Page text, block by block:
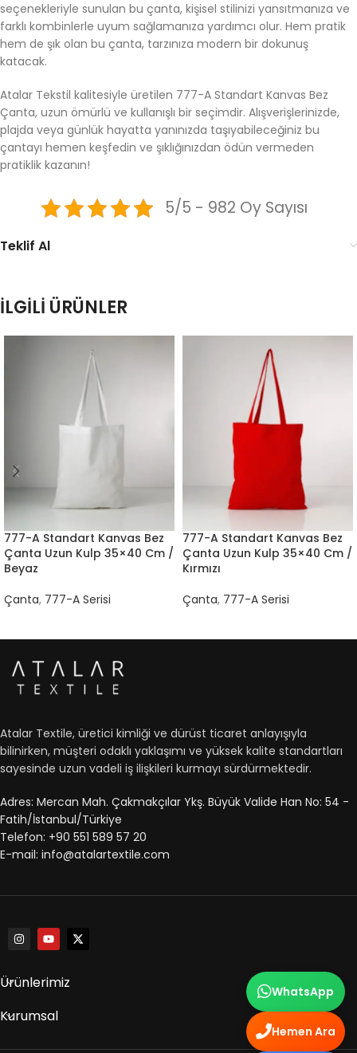
seçenekleriyle sunulan bu çanta, kişisel stilinizi yansıtmanıza ve
farklı kombinlerle uyum sağlamanıza yardımcı olur. Hem pratik
hem de şık olan bu çanta, tarzınıza modern bir dokunuş
katacak.
Atalar Tekstil kalitesiyle üretilen 777-A Standart Kanvas Bez
Çanta, uzun ömürlü ve kullanışlı bir seçimdir. Alışverişlerinizde,
plajda veya günlük hayatta yanınızda taşıyabileceğiniz bu
çantayı hemen keşfedin ve şıklığınızdan ödün vermeden
pratiklik kazanın!
5/5 - 982 Oy Sayısı
Teklif Al
İLGILI ÜRÜNLER
777-A Standart Kanvas Bez
Çanta Uzun Kulp 35×40 Cm /
Beyaz
Çanta, 777-A Serisi
777-A Standart Kanvas Bez
Çanta Uzun Kulp 35×40 Cm /
Kırmızı
Çanta, 777-A Serisi
Atalar Textile, üretici kimliği ve dürüst ticaret anlayışıyla
bilinirken, müşteri odaklı yaklaşımı ve yüksek kalite standartları
sayesinde uzun vadeli iş ilişkileri kurmayı sürdürmektedir.
Adres: Mercan Mah. Çakmakçılar Ykş. Büyük Valide Han No: 54 -
Fatih/İstanbul/Türkiye
Telefon: +90 551 589 57 20
E-mail: info@atalartextile.com
Ürünlerimiz
Kurumsal
WhatsApp
Hemen Ara